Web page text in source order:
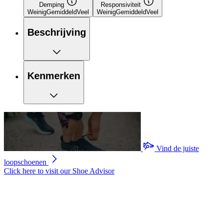
Demping
WeinigGemiddeldVeel
Responsiviteit
WeinigGemiddeldVeel
Beschrijving
Kenmerken
Vind de juiste
loopschoenen
Click here to visit our Shoe Advisor